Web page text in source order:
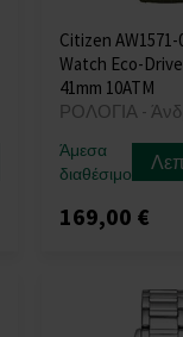
Citizen AW1571-
Watch Eco-
41mm 10ATM
ΡΟΛΟΓΙΑ -
Άμεσα
διαθέσιμο
169,00 €